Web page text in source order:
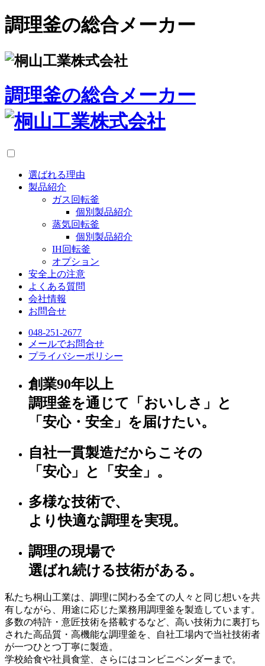
調理釜の総合メーカー
調理釜の総合メーカー
選ばれる理由
製品紹介
ガス回転釜
個別製品紹介
蒸気回転釜
個別製品紹介
IH回転釜
オプション
安全上の注意
よくある質問
会社情報
お問合せ
048-251-2677
メールでお問合せ
プライバシーポリシー
創業90年以上
調理釜を通じて「おいしさ」と
「安心・安全」を届けたい。
自社一貫製造だからこその
「安心」と「安全」。
多様な技術で、
より快適な調理を実現。
調理の現場で
選ばれ続ける技術がある。
私たち桐山工業は、調理に関わる全ての人々と同じ想いを共
有しながら、用途に応じた業務用調理釜を製造しています。
多数の特許・意匠技術を搭載するなど、高い技術力に裏打ち
された高品質・高機能な調理釜を、自社工場内で当社技術者
が一つひとつ丁寧に製造。
学校給食や社員食堂、さらにはコンビニベンダーまで。